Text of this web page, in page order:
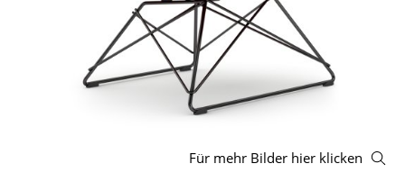
Bänke & Liegen
Für mehr Bilder hier klicken